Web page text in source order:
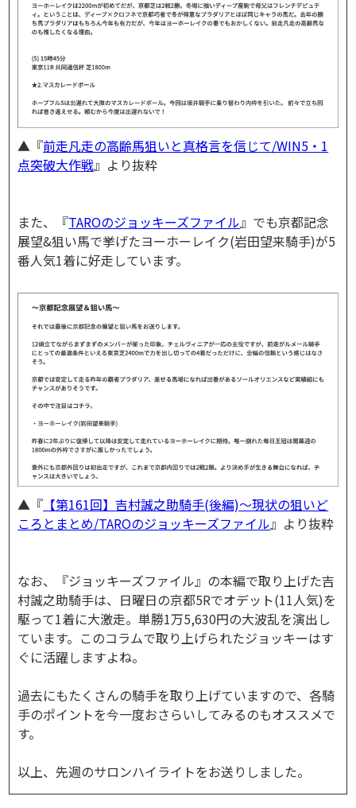
▲『前走凡走の高齢馬狙いと真格言を信じて/WIN5・1
点突破大作戦』より抜粋
また、『TAROのジョッキーズファイル』でも京都記念
展望&狙い馬で挙げたヨーホーレイク(岩田望来騎手)が5
番人気1着に好走しています。
▲『 【第161回】吉村誠之助騎手(後編)～現状の狙いど
ころとまとめ/TAROのジョッキーズファイル』より抜粋
なお、『ジョッキーズファイル』の本編で取り上げた吉
村誠之助騎手は、日曜日の京都5Rでオデット(11人気)を
駆って1着に大激走。単勝1万5,630円の大波乱を演出し
ています。このコラムで取り上げられたジョッキーはす
ぐに活躍しますよね。
過去にもたくさんの騎手を取り上げていますので、各騎
手のポイントを今一度おさらいしてみるのもオススメで
す。
以上、先週のサロンハイライトをお送りしました。